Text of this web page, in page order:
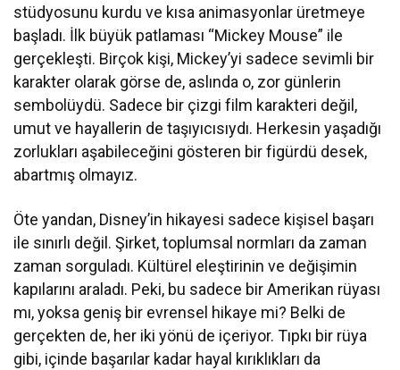
stüdyosunu kurdu ve kısa animasyonlar üretmeye
başladı. İlk büyük patlaması “Mickey Mouse” ile
gerçekleşti. Birçok kişi, Mickey’yi sadece sevimli bir
karakter olarak görse de, aslında o, zor günlerin
sembolüydü. Sadece bir çizgi film karakteri değil,
umut ve hayallerin de taşıyıcısıydı. Herkesin yaşadığı
zorlukları aşabileceğini gösteren bir figürdü desek,
abartmış olmayız.
Öte yandan, Disney’in hikayesi sadece kişisel başarı
ile sınırlı değil. Şirket, toplumsal normları da zaman
zaman sorguladı. Kültürel eleştirinin ve değişimin
kapılarını araladı. Peki, bu sadece bir Amerikan rüyası
mı, yoksa geniş bir evrensel hikaye mi? Belki de
gerçekten de, her iki yönü de içeriyor. Tıpkı bir rüya
gibi, içinde başarılar kadar hayal kırıklıkları da